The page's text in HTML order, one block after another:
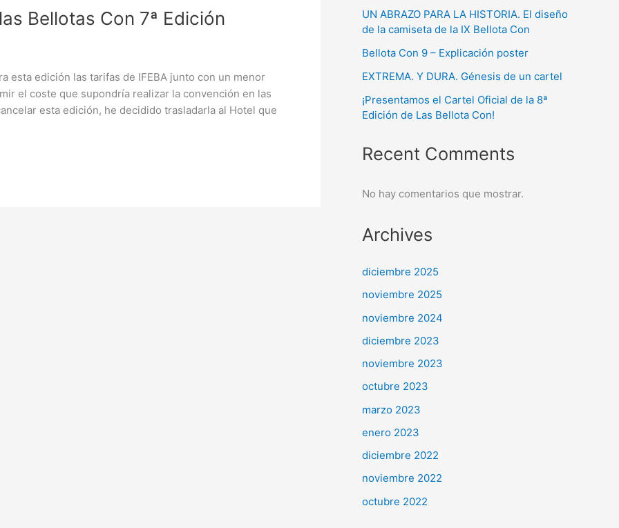
Bellotas Con 7ª Edición
esta edición las tarifas de IFEBA junto con un menor
el coste que supondría realizar la convención en las
esta edición, he decidido trasladarla al Hotel que
UN ABRAZO PARA LA HISTORIA. El diseño
de la camiseta de la IX Bellota Con
Bellota Con 9 – Explicación poster
EXTREMA. Y DURA. Génesis de un cartel
¡Presentamos el Cartel Oficial de la 8ª
Edición de Las Bellota Con!
Recent Comments
No hay comentarios que mostrar.
Archives
diciembre 2025
noviembre 2025
noviembre 2024
diciembre 2023
noviembre 2023
octubre 2023
marzo 2023
enero 2023
diciembre 2022
noviembre 2022
octubre 2022